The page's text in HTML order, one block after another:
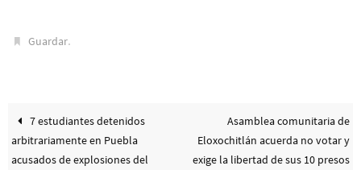
Guardar.
7 estudiantes detenidos
arbitrariamente en Puebla
acusados de explosiones del
Asamblea comunitaria de
Eloxochitlán acuerda no votar y
exige la libertad de sus 10 presos